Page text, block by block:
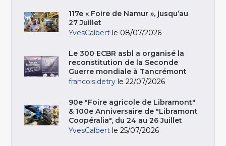
117e « Foire de Namur », jusqu’au
27 Juillet
YvesCalbert le 08/07/2026
Le 300 ECBR asbl a organisé la
reconstitution de la Seconde
Guerre mondiale à Tancrémont
francois.detry le 22/07/2026
90e "Foire agricole de Libramont"
& 100e Anniversaire de "Libramont
Coopéralia", du 24 au 26 Juillet
YvesCalbert le 25/07/2026